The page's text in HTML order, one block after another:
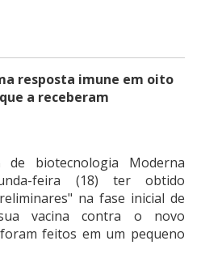
resposta imune em oito
a receberam
de biotecnologia Moderna
feira (18) ter obtido
na fase inicial de
vacina contra o novo
feitos em um pequeno